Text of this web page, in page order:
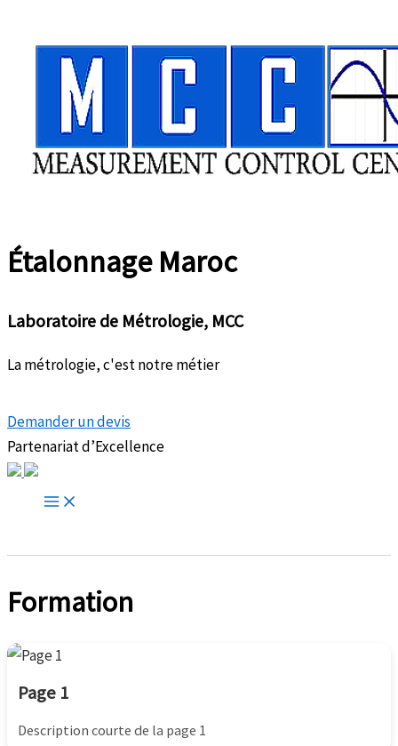
ÉtalonnageMaroc
Laboratoire de Métrologie, MCC
La métrologie, c'est notre métier
Demander un devis
Partenariat d’Excellence
Formation
Page 1
Description courte de la page 1